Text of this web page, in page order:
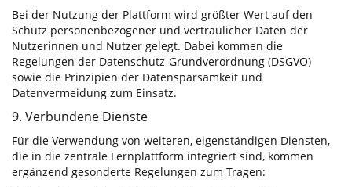
Bei der Nutzung der Plattform wird größter Wert auf den
Schutz personenbezogener und vertraulicher Daten der
Nutzerinnen und Nutzer gelegt. Dabei kommen die
Regelungen der Datenschutz-Grundverordnung (DSGVO)
sowie die Prinzipien der Datensparsamkeit und
Datenvermeidung zum Einsatz.
9. Verbundene Dienste
Für die Verwendung von weiteren, eigenständigen Diensten,
die in die zentrale Lernplattform integriert sind, kommen
ergänzend gesonderte Regelungen zum Tragen: